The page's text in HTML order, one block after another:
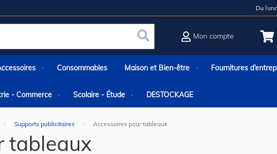
Du
Rechercher
Mon compte
Consommables Maison et Bien-être Fournitures
- Commerce Scolaire - Étude DESTOCKAGE
Supports publicitaires Accessoires pour tableaux
tableaux